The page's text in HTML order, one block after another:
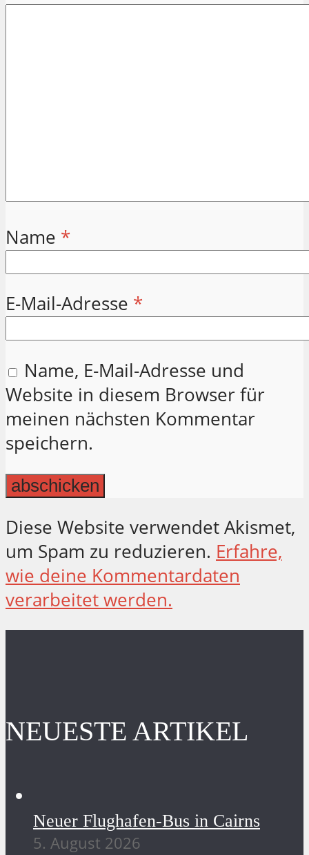
Name *
E-Mail-Adresse *
Name, E-Mail-Adresse und
Website in diesem Browser für
meinen nächsten Kommentar
speichern.
Diese Website verwendet Akismet,
um Spam zu reduzieren. Erfahre,
wie deine Kommentardaten
verarbeitet werden.
NEUESTE ARTIKEL
Neuer Flughafen-Bus in Cairns
5. August 2026